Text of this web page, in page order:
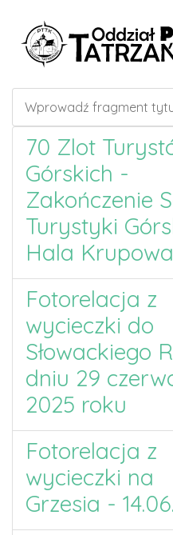
70 Zlot
Górskich -
Zakończenie
Turystyki
Hala Krupowa
Fotorelacja z
wycieczki do
Słowackiego
dniu 29
2025 roku
Fotorelacja z
wycieczki na
Grzesia -